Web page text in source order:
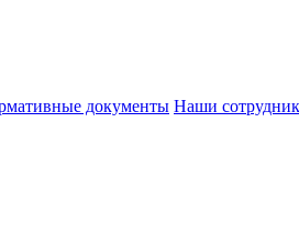
документы Наши